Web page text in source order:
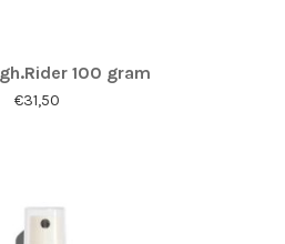
100 gram
€31,50